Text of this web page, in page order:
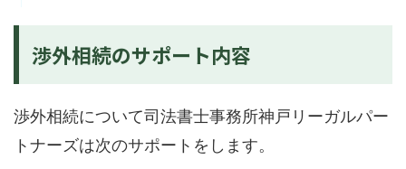
渉外相続のサポート内容
渉外相続について司法書士事務所神戸リーガルパー
トナーズは次のサポートをします。